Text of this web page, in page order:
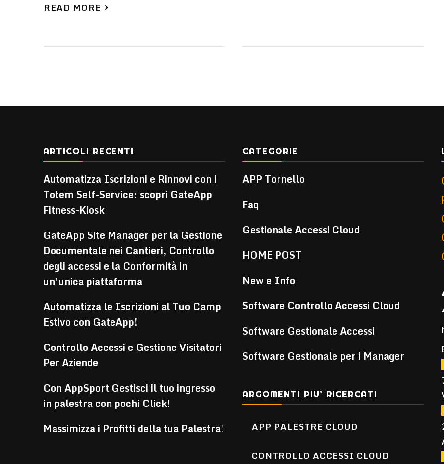
READ MORE
ARTICOLI RECENTI
Automatizza Iscrizioni e Rinnovi con i
Totem Self-Service: scopri GateApp
Fitness-Kiosk
GateApp Site Manager per la Gestione
Documentale nei Cantieri, Controllo
degli accessi e la Conformità in
un’unica piattaforma
Automatizza le Iscrizioni al Tuo Camp
Estivo con GateApp!
Controllo Accessi e Gestione Visitatori
Per Aziende
Con AppSport Gestisci il tuo ingresso
in palestra con pochi Click!
Massimizza i Profitti della tua Palestra!
CATEGORIE
APP Tornello
Faq
Gestionale Accessi Cloud
HOME POST
New e Info
Software Controllo Accessi Cloud
Software Gestionale Accessi
Software Gestionale per i Manager
ARGOMENTI PIU’ RICERCATI
APP PALESTRE CLOUD
CONTROLLO ACCESSI CLOUD